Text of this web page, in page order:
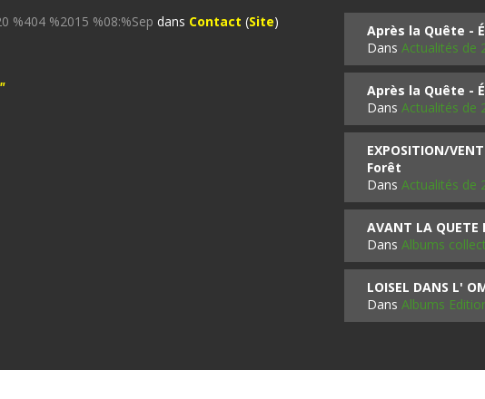
%404 %2015 %08:%Sep dans Contact (Site)
Après la Quête -
Dans Actualités de
Après la Quête -
Dans Actualités de
EXPOSITION/
Forêt
Dans Actualités de
AVANT LA QUETE
Dans Albums
LOISEL DANS L'
Dans Albums